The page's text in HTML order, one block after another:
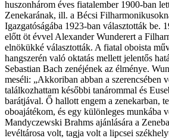
huszonhárom éves fiatalember 1900-ban
Zenekarának, ill. a Bécsi
Igazgatóságába 1923-ban választották be.
előtt öt évvel Alexander Wunderert a
elnökükké választották. A fiatal oboista
hangszerén való oktatás mellett jelentős
Sebastian Bach zenéjének az élménye.
meséli: „Akkoriban abban a szerencsében
találkozhattam későbbi tanárommal és
barátjával. Ő hallott engem a zenekarban,
oboajátékom, és egy különleges munkába
Mandyczewski Brahms ajánlására a
levéltárosa volt, tagja volt a lipcsei